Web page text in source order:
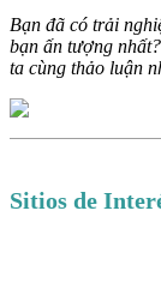
Bạn đã có trải
bạn ấn tượng
ta cùng thảo luận
Sitios de